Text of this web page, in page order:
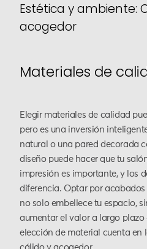
Estética y ambiente:
acogedor
Materiales de
Elegir materiales de calidad
pero es una inversión
natural o una pared decorada
diseño puede hacer que tu
impresión es importante, y los
diferencia. Optar por
no solo embellece tu espacio,
aumentar el valor a largo
elección de material cuenta en